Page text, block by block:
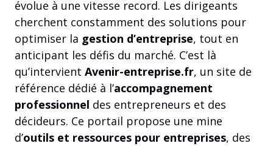
évolue à une vitesse record. Les dirigeants
cherchent constamment des solutions pour
optimiser la gestion d’entreprise, tout en
anticipant les défis du marché. C’est là
qu’intervient Avenir-entreprise.fr, un site de
référence dédié à l’accompagnement
professionnel des entrepreneurs et des
décideurs. Ce portail propose une mine
d’outils et ressources pour entreprises, des